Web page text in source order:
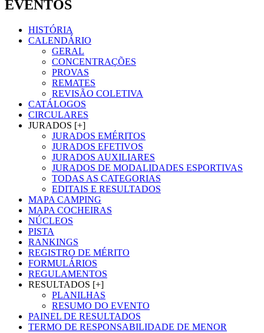
EVENTOS
HISTÓRIA
CALENDÁRIO
GERAL
CONCENTRAÇÕES
PROVAS
REMATES
REVISÃO COLETIVA
CATÁLOGOS
CIRCULARES
JURADOS [+]
JURADOS EMÉRITOS
JURADOS EFETIVOS
JURADOS AUXILIARES
JURADOS DE MODALIDADES ESPORTIVAS
TODAS AS CATEGORIAS
EDITAIS E RESULTADOS
MAPA CAMPING
MAPA COCHEIRAS
NÚCLEOS
PISTA
RANKINGS
REGISTRO DE MÉRITO
FORMULÁRIOS
REGULAMENTOS
RESULTADOS [+]
PLANILHAS
RESUMO DO EVENTO
PAINEL DE RESULTADOS
TERMO DE RESPONSABILIDADE DE MENOR